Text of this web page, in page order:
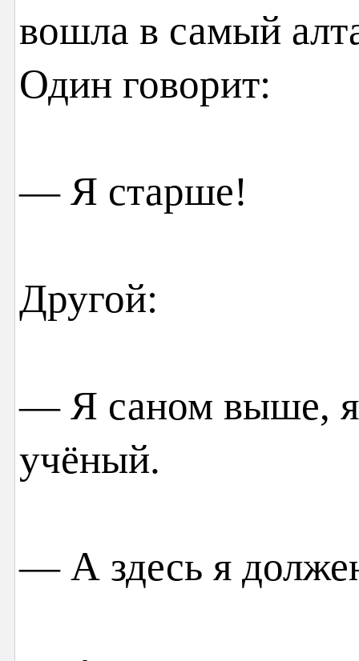
вошла в самый
Один говорит:
— Я старше!
Другой:
— Я саном выше,
учёный.
— А здесь я